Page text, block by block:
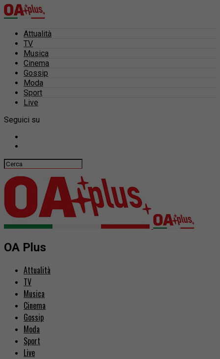
Attualità
TV
Musica
Cinema
Gossip
Moda
Sport
Live
Seguici su
OA Plus
Attualità
TV
Musica
Cinema
Gossip
Moda
Sport
Live